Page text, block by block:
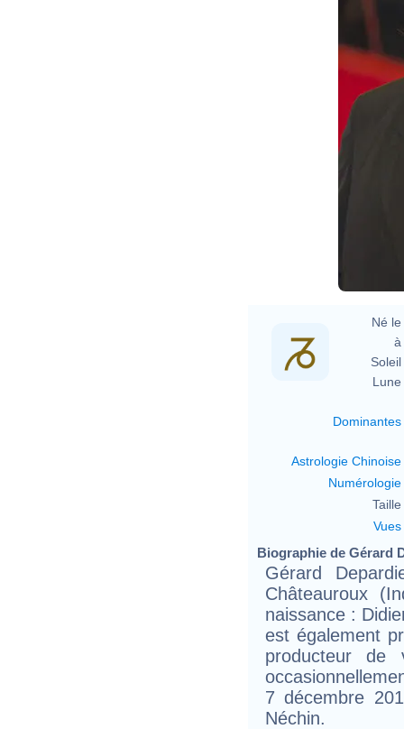
Né le
à
Soleil
Lune
Dominantes
Astrologie Chinoise
Numérologie
Taille
Vues
Biographie de Gérard
Gérard
Châteauroux
naissance :
est également
producteur
7 décembre
Néchin.